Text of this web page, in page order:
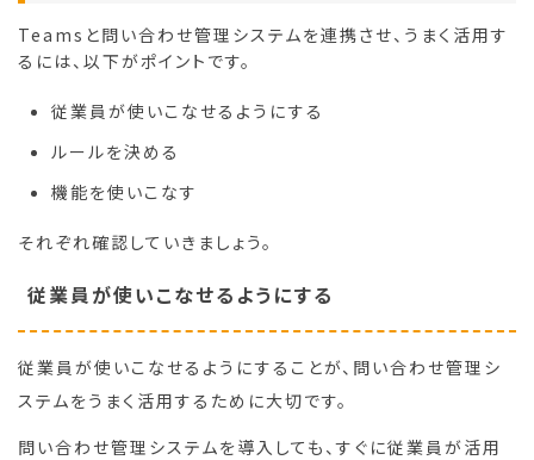
Teamsと問い合わせ管理システムを連携させ、うまく活用す
るには、以下がポイントです。
従業員が使いこなせるようにする
ルールを決める
機能を使いこなす
それぞれ確認していきましょう。
従業員が使いこなせるようにする
従業員が使いこなせるようにすることが、問い合わせ管理シ
ステムをうまく活用するために大切です。
問い合わせ管理システムを導入しても、すぐに従業員が活用